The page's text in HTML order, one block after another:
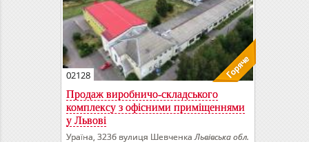
02128
Продаж виробничо-складського
комплексу з офісними приміщеннями
у Львові
Ураїна, 323б вулиця ШевченкаЛьвівська обл.